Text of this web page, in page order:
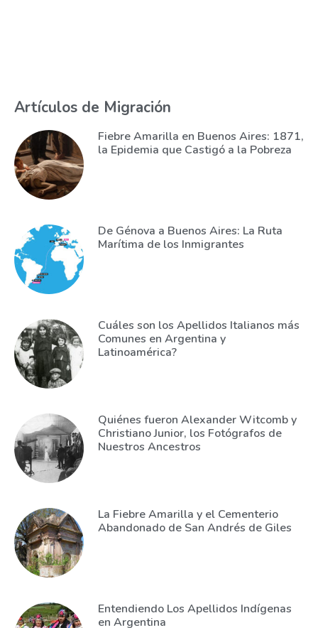
Artículos de Migración
Fiebre Amarilla en Buenos Aires: 1871,
la Epidemia que Castigó a la Pobreza
De Génova a Buenos Aires: La Ruta
Marítima de los Inmigrantes
Cuáles son los Apellidos Italianos más
Comunes en Argentina y
Latinoamérica?
Quiénes fueron Alexander Witcomb y
Christiano Junior, los Fotógrafos de
Nuestros Ancestros
La Fiebre Amarilla y el Cementerio
Abandonado de San Andrés de Giles
Entendiendo Los Apellidos Indígenas
en Argentina